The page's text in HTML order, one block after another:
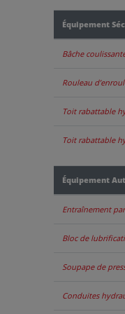
Équipement
Bâche
Rouleau
Toit rabattable
Toit rabattable
Équipement
Entraînement
Bloc de
Soupape de
Conduites